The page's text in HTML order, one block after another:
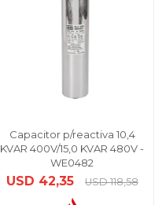
Capacitor p/reactiva 10,4
KVAR 400V/15,0 KVAR 480V -
WE0482
USD 42,35 USD 118,58